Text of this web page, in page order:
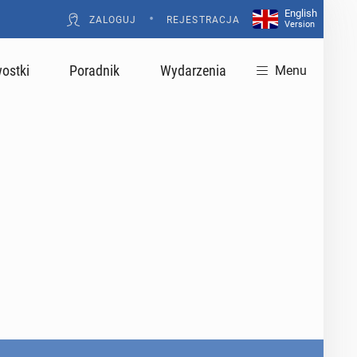
ZALOGUJ • REJESTRACJA
English
Version
Poradnik Wydarzenia Menu